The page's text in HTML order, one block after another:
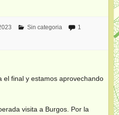
Sin categoria
1
el final y estamos aprovechando
visita a Burgos. Por la